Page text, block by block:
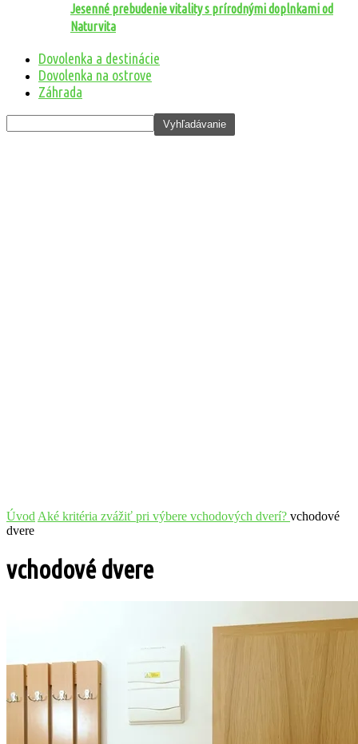
Jesenné prebudenie vitality s prírodnými doplnkami od
Naturvita
Dovolenka a destinácie
Dovolenka na ostrove
Záhrada
Úvod Aké kritéria zvážiť pri výbere vchodových dverí? vchodové
dvere
vchodové dvere